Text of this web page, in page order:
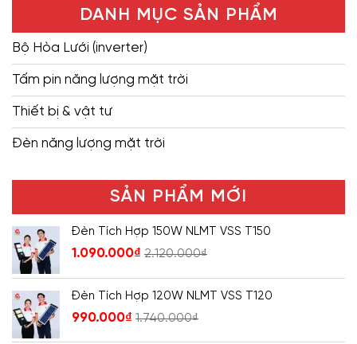
DANH MỤC SẢN PHẨM
Bộ Hòa Lưới (inverter)
Tấm pin năng lượng mặt trời
Thiết bị & vật tư
Đèn năng lượng mặt trời
SẢN PHẨM MỚI
Đèn Tích Hợp 150W NLMT VSS T150
1.090.000₫ 2.120.000₫
Đèn Tích Hợp 120W NLMT VSS T120
990.000₫ 1.740.000₫